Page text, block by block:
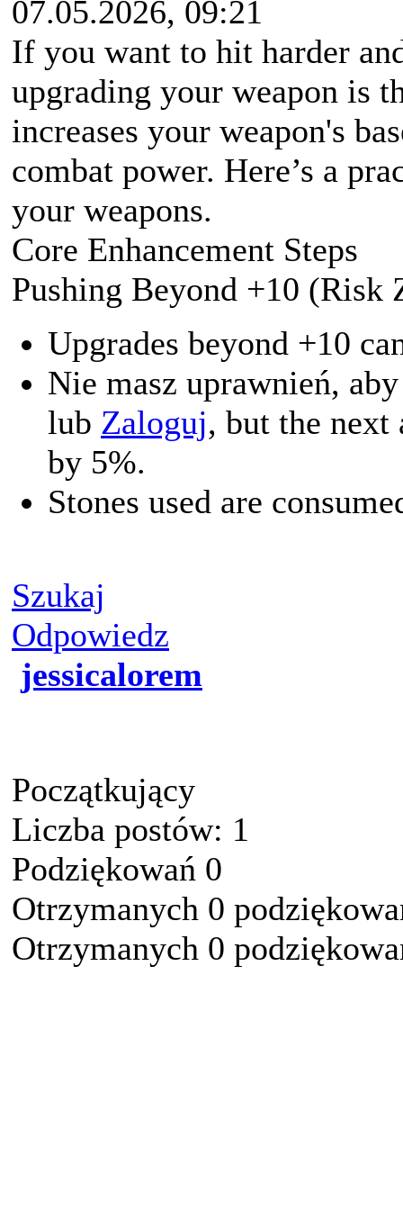
07.05.2026, 09:21
If you want to hit harder
upgrading your weapon is
increases your weapon's
combat power. Here’s a
your weapons.
Core Enhancement Steps
Pushing Beyond +10 (Risk
Upgrades beyond +10
Nie masz uprawnień,
lub Zaloguj, but the next
by 5%.
Stones used are
Szukaj
Odpowiedz
jessicalorem
Początkujący
Liczba postów: 1
Podziękowań 0
Otrzymanych 0
Otrzymanych 0